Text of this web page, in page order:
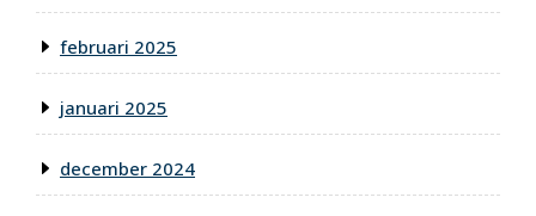
februari 2025
januari 2025
december 2024